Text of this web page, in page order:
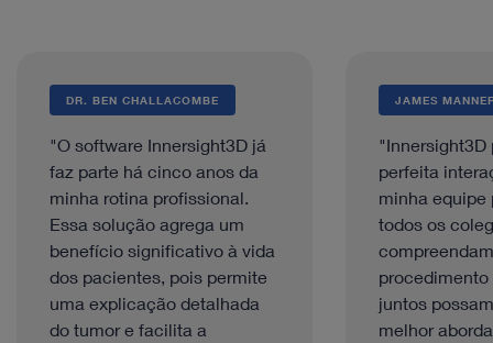
DR. BEN CHALLACOMBE
"O software Innersight3D já
faz parte há cinco anos da
minha rotina profissional.
Essa solução agrega um
benefício significativo à vida
dos pacientes, pois permite
uma explicação detalhada
do tumor e facilita a
JAMES
"Innersight3D
perfeita
minha equipe
todos os
juntos
melhor